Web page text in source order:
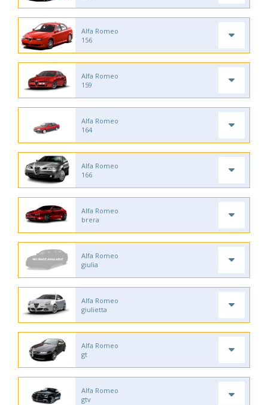
Alfa Romeo
156
Alfa Romeo
159
Alfa Romeo
164
Alfa Romeo
166
Alfa Romeo
brera
Alfa Romeo
giulia
Alfa Romeo
giulietta
Alfa Romeo
gt
Alfa Romeo
gtv